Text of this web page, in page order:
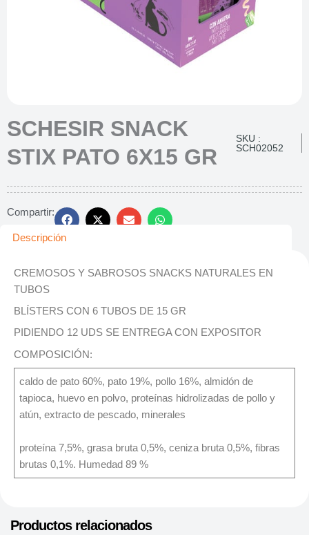
SCHESIR SNACK
STIX PATO 6X15 GR
SKU :
SCH02052
Compartir:
Descripción
CREMOSOS Y SABROSOS SNACKS NATURALES EN
TUBOS
BLÍSTERS CON 6 TUBOS DE 15 GR
PIDIENDO 12 UDS SE ENTREGA CON EXPOSITOR
COMPOSICIÓN:
caldo de pato 60%, pato 19%, pollo 16%, almidón de
tapioca, huevo en polvo, proteínas hidrolizadas de pollo y
atún, extracto de pescado, minerales
proteína 7,5%, grasa bruta 0,5%, ceniza bruta 0,5%, fibras
brutas 0,1%. Humedad 89 %
Productos relacionados